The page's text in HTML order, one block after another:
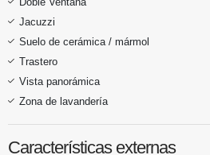
Jacuzzi
Suelo de cerámica / mármol
Trastero
Vista panorámica
Zona de lavandería
Características externas